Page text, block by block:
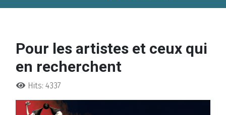
Pour les artistes et ceux qui
en recherchent
Hits: 4337